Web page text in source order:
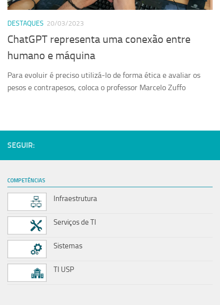
DESTAQUES 20/03/2023
ChatGPT representa uma conexão entre
humano e máquina
Para evoluir é preciso utilizá-lo de forma ética e avaliar os
pesos e contrapesos, coloca o professor Marcelo Zuffo
SEGUIR:
COMPETÊNCIAS
Infraestrutura
Serviços de TI
Sistemas
TI USP